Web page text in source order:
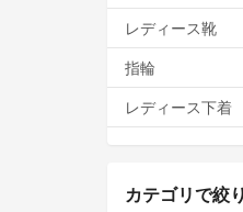
レディース靴
指輪
レディース下着
カテゴリで絞